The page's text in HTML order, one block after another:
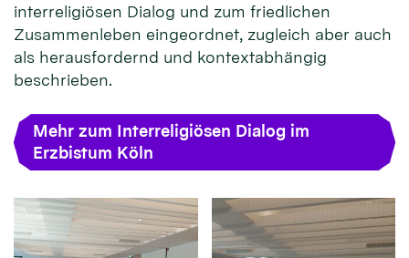
interreligiösen Dialog und zum friedlichen
Zusammenleben eingeordnet, zugleich aber auch
als herausfordernd und kontextabhängig
beschrieben.
Mehr zum Interreligiösen Dialog im
Erzbistum Köln